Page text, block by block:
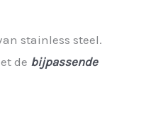
stainless steel.
de bijpassende